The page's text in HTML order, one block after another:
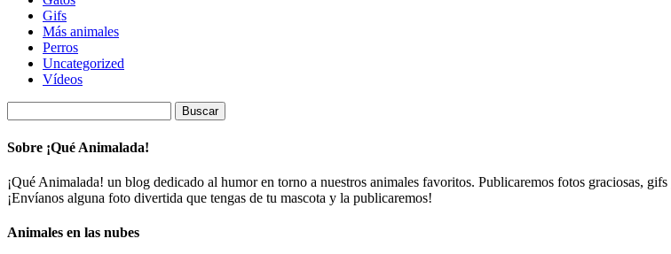
Gifs
Más animales
Perros
Uncategorized
Vídeos
Sobre ¡Qué Animalada!
¡Qué Animalada! un blog dedicado al humor en torno a nuestros animales favoritos. Publicaremos fotos graciosas,
¡Envíanos alguna foto divertida que tengas de tu mascota y la publicaremos!
Animales en las nubes